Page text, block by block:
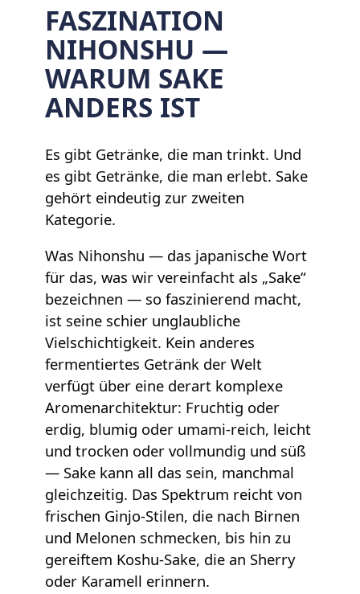
FASZINATION
NIHONSHU —
WARUM SAKE
ANDERS IST
Es gibt Getränke, die man trinkt. Und
es gibt Getränke, die man erlebt. Sake
gehört eindeutig zur zweiten
Kategorie.
Was Nihonshu — das japanische Wort
für das, was wir vereinfacht als „Sake“
bezeichnen — so faszinierend macht,
ist seine schier unglaubliche
Vielschichtigkeit. Kein anderes
fermentiertes Getränk der Welt
verfügt über eine derart komplexe
Aromenarchitektur: Fruchtig oder
erdig, blumig oder umami-reich, leicht
und trocken oder vollmundig und süß
— Sake kann all das sein, manchmal
gleichzeitig. Das Spektrum reicht von
frischen Ginjo-Stilen, die nach Birnen
und Melonen schmecken, bis hin zu
gereiftem Koshu-Sake, die an Sherry
oder Karamell erinnern.